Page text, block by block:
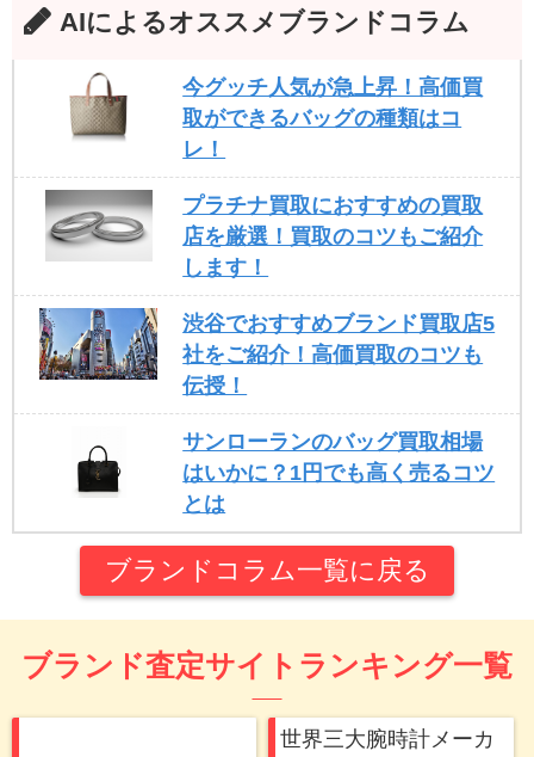
AIによるオススメブランドコラム
今グッチ人気が急上昇！高価買
取ができるバッグの種類はコ
レ！
プラチナ買取におすすめの買取
店を厳選！買取のコツもご紹介
します！
渋谷でおすすめブランド買取店5
社をご紹介！高価買取のコツも
伝授！
サンローランのバッグ買取相場
はいかに？1円でも高く売るコツ
とは
ブランドコラム一覧に戻る
ブランド査定サイトランキング一覧
世界三大腕時計メーカ